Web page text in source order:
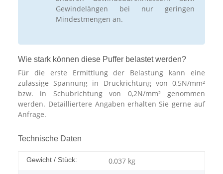
Gewindelängen bei nur geringen
Mindestmengen an.
Wie stark können diese Puffer belastet werden?
Für die erste Ermittlung der Belastung kann eine
zulässige Spannung in Druckrichtung von 0,5N/mm²
bzw. in Schubrichtung von 0,2N/mm² genommen
werden. Detailliertere Angaben erhalten Sie gerne auf
Anfrage.
Technische Daten
Gewicht / Stück: 0,037 kg